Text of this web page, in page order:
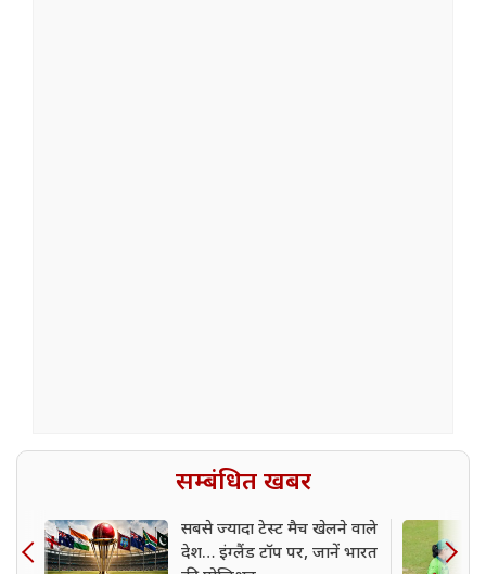
सम्बंधित खबर
सबसे ज्यादा टेस्ट मैच खेलने वाले
देश… इंग्लैंड टॉप पर, जानें भारत